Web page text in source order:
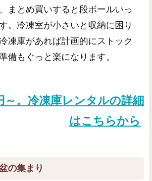
まとめ買いすると段ボールいっ
。冷凍室が小さいと収納に困り
凍庫があれば計画的にストック
備もぐっと楽になります。
。冷凍庫レンタルの詳細
はこちらから
の集まり